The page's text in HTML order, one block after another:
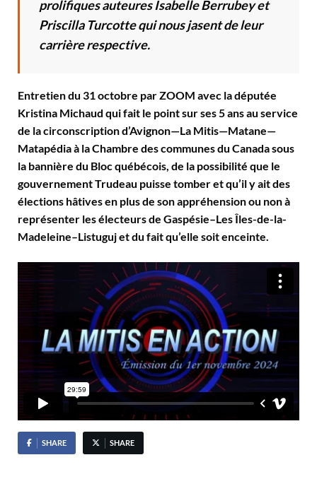
prolifiques auteures Isabelle Berrubey et
Priscilla Turcotte qui nous jasent de leur
carrière respective.
Entretien du 31 octobre par ZOOM avec la députée
Kristina Michaud qui fait le point sur ses 5 ans au service
de la circonscription d’Avignon—La Mitis—Matane—
Matapédia à la Chambre des communes du Canada sous
la bannière du Blocquébécois, de la possibilité que le
gouvernement Trudeau puisse tomber et qu’il y ait des
élections hâtives en plus de son appréhension ou non à
représenter les électeurs de Gaspésie–Les Îles-de-la-
Madeleine–Listuguj et du fait qu’elle soit enceinte.
SHARE SHARE